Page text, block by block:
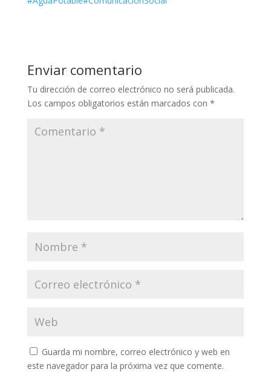
Enviar comentario
Tu dirección de correo electrónico no será publicada.
Los campos obligatorios están marcados con *
Guarda mi nombre, correo electrónico y web en
este navegador para la próxima vez que comente.